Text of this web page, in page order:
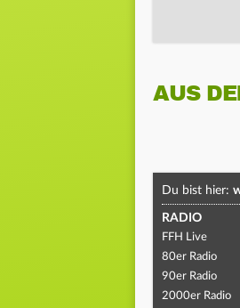
AUS
Du bist hier:
RADIO
FFH Live
80er Radio
90er Radio
2000er Radio